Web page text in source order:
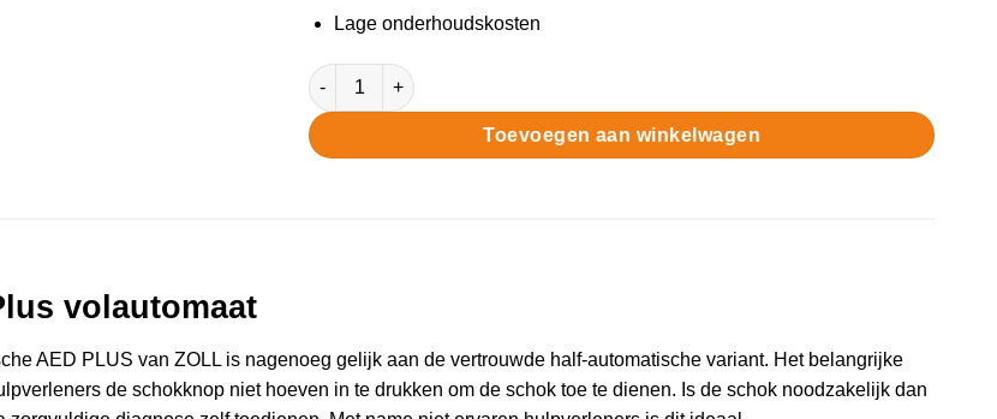
Lage onderhoudskosten
Zoll AED Plus volautomaat aantal
Toevoegen aan winkelwagen
volautomaat
AED PLUS van ZOLL is nagenoeg gelijk aan de vertrouwde half-automatische variant. Het belangrijke
de schokknop niet hoeven in te drukken om de schok toe te dienen. Is de schok noodzakelijk dan